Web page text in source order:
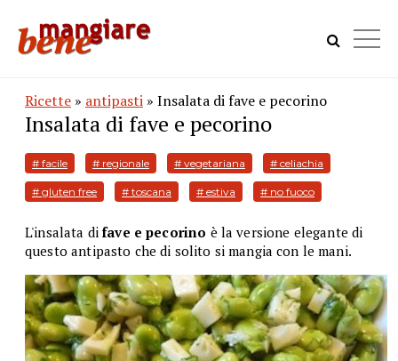
Ricette » antipasti » Insalata di fave e pecorino
Insalata di fave e pecorino
# facile # regionale # vegetariana # celiachia
# gluten free # toscana # estiva # no fuoco
L'insalata difave e pecorino è la versione elegante di
questo antipasto che di solito si mangia con le mani.